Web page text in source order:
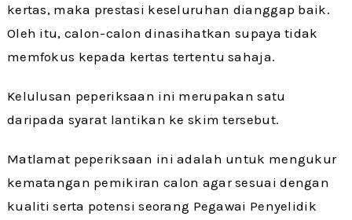
kertas, maka prestasi keseluruhan dianggap baik.
Oleh itu, calon-calon dinasihatkan supaya tidak
memfokus kepada kertas tertentu sahaja.
Kelulusan peperiksaan ini merupakan satu
daripada syarat lantikan ke skim tersebut.
Matlamat peperiksaan ini adalah untuk mengukur
kematangan pemikiran calon agar sesuai dengan
kualiti serta potensi seorang Pegawai Penyelidik